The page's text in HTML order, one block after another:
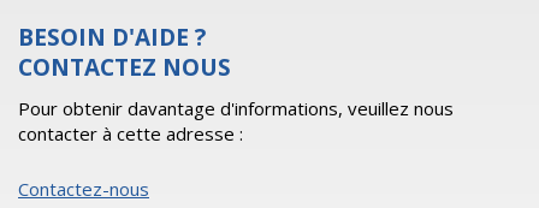
BESOIN D'AIDE ?
CONTACTEZ NOUS
Pour obtenir davantage d'informations, veuillez nous
contacter à cette adresse :
Contactez-nous